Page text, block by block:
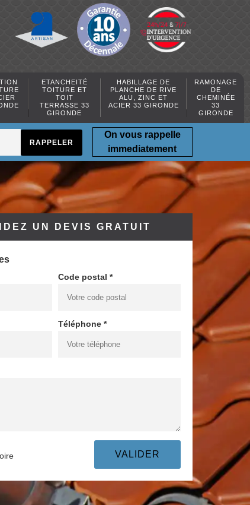
ETANCHEITÉ
TOITURE ET
TOIT
TERRASSE 33
GIRONDE
HABILLAGE DE
PLANCHE DE RIVE
ALU, ZINC ET
ACIER 33 GIRONDE
RAMONAGE
DE
CHEMINÉE
33
GIRONDE
On vous rappelle
immediatement
UN DEVIS GRATUIT
Code postal *
Téléphone *